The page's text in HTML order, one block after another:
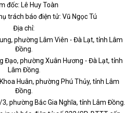
đốc: Lê Huy Toàn
trách báo điện tử: Vũ Ngọc Tú
Địa chỉ:
phường Lâm Viên - Đà Lạt, tỉnh Lâm
Đồng.
Đạo, phường Xuân Hương - Đà Lạt, tỉnh
Lâm Đồng.
Huân, phường Phú Thủy, tỉnh Lâm
Đồng.
phường Bắc Gia Nghĩa, tỉnh Lâm Đồng.